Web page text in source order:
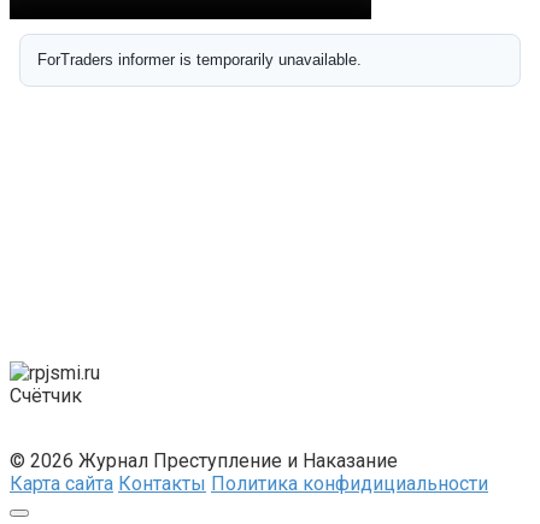
Счётчик
© 2026 Журнал Преступление и Наказание
Карта сайта Контакты Политика конфидициальности